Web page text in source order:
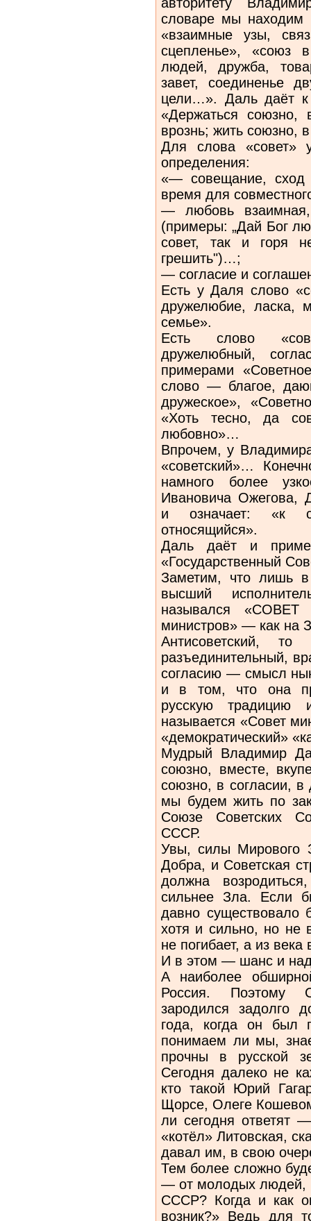
словаре мы находим
«взаимные узы,
сцепленье», «союз
людей, дружба,
завет, соединенье
цели…». Даль даёт к
«Держаться союзно,
врознь; жить союзно,
Для слова «совет»
определения:
«— совещание,
время для
— любовь
(примеры: „Дай Бог
совет, так и горя
грешить")…;
— согласие и
Есть у Даля слово
дружелюбие,
семье».
Есть слово
дружелюбный,
примерами
слово — благое,
дружеское»,
«Хоть тесно, да
любовно»…
Впрочем, у
«советский»…
намного более
Ивановича Ожегова,
и означает: «к
относящийся».
Даль даёт и
«Государственный
Заметим, что лишь
высший
назывался «СОВЕТ
министров» — как на
Антисоветский,
разъединительный,
согласию — смысл
и в том, что она
русскую традицию
называется «Совет
«демократический»
Мудрый Владимир
союзно, вместе,
союзно, в согласии,
мы будем жить по
Союзе Советских
СССР.
Увы, силы Мирового
Добра, и Советская
должна
сильнее Зла. Если
давно
хотя и сильно, но не
не погибает, а из
И в этом — шанс и
А наиболее
Россия. Поэтому
зародился задолго
года, когда он был
понимаем ли мы,
прочны в русской
Сегодня далеко не
кто такой Юрий
Щорсе, Олеге
ли сегодня ответят
«котёл» Литовская,
давал им, в свою
Тем более сложно
— от молодых людей,
СССР? Когда и как
возник?» Ведь для